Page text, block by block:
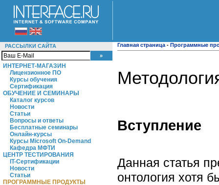
РАССЫЛКИ САЙТА
ИНТЕРНЕТ-МАГАЗИН
Лицензионное ПО
Курсы обучения
Сертификация
ОБУЧЕНИЕ И СЕМИНАРЫ
Каталог курсов
Новости
Статьи
Вопросы и ответы
Бесплатные семинары
Онлайн-курсы
Курсы Microsoft On-Demand
Кафедра МФТИ
ЦЕНТР ТЕСТИРОВАНИЯ
IT-Сертификации
Новости
Статьи
ПРОГРАММНЫЕ ПРОДУКТЫ
Главная страница - Программные
Вступление
Данная статья
онтология хотя